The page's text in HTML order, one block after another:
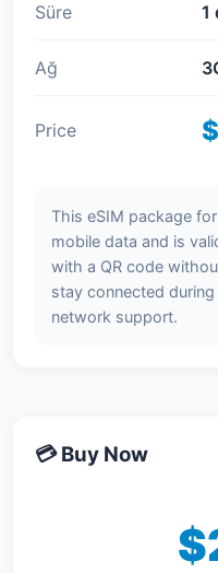
Süre 1
Ağ
Price
This eSIM package
mobile data and is
with a QR code
stay connected
network support.
💳 Buy Now